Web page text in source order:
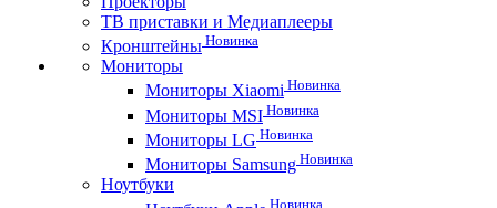
ТВ приставки и Медиаплееры
Кронштейны Новинка
Мониторы
Мониторы Xiaomi Новинка
Мониторы MSI Новинка
Мониторы LG Новинка
Мониторы Samsung Новинка
Ноутбуки
Новинка